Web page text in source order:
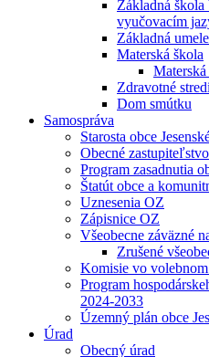
Základná
vyučovacím
Základná
Materská škola
Zdravotné
Dom smútku
Samospráva
Starosta obce
Obecné zastupiteľstvo
Program zasadnutia
Štatút obce a
Uznesenia OZ
Zápisnice OZ
Všeobecne záväzné
Zrušené
Komisie vo
Program
2024-2033
Územný plán obce
Úrad
Obecný úrad